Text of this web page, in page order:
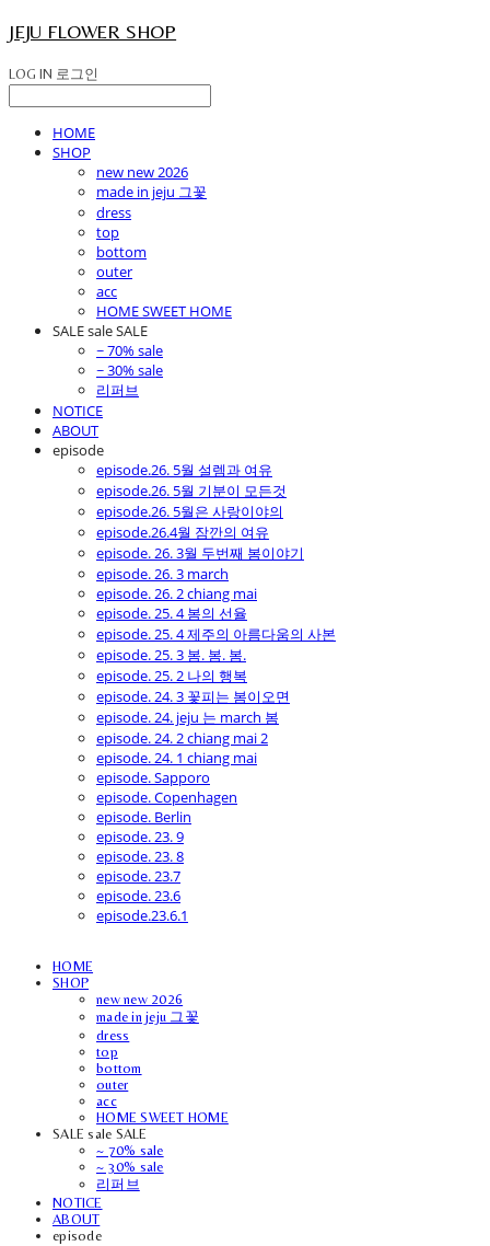
JEJU FLOWER SHOP
LOG IN 로그인
HOME
SHOP
new new 2026
made in jeju 그꽃
dress
top
bottom
outer
acc
HOME SWEET HOME
SALE sale SALE
~ 70% sale
~ 30% sale
리퍼브
NOTICE
ABOUT
episode
episode.26. 5월 설렘과 여유
episode.26. 5월 기분이 모든것
episode.26. 5월은 사랑이야의
episode.26.4월 잠깐의 여유
episode. 26. 3월 두번째 봄이야기
episode. 26. 3 march
episode. 26. 2 chiang mai
episode. 25. 4 봄의 선율
episode. 25. 4 제주의 아름다움의 사본
episode. 25. 3 봄. 봄. 봄.
episode. 25. 2 나의 행복
episode. 24. 3 꽃피는 봄이오면
episode. 24. jeju 는 march 봄
episode. 24. 2 chiang mai 2
episode. 24. 1 chiang mai
episode. Sapporo
episode. Copenhagen
episode. Berlin
episode. 23. 9
episode. 23. 8
episode. 23.7
episode. 23.6
episode.23.6.1
HOME
SHOP
new new 2026
made in jeju 그꽃
dress
top
bottom
outer
acc
HOME SWEET HOME
SALE sale SALE
~ 70% sale
~ 30% sale
리퍼브
NOTICE
ABOUT
episode